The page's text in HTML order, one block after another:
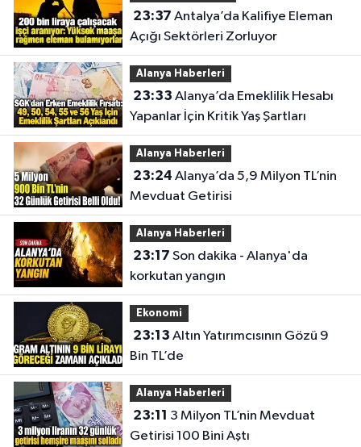
23:37
Açığı Sektörleri Zorluyor
Alanya Haberleri
23:33
Yapanlar İçin Kritik Yaş Şartları
Alanya Haberleri
23:24
Mevduat Getirisi
Alanya Haberleri
23:17
korkutan yangın
Ekonomi
23:13
Bin TL’de
Alanya Haberleri
23:11
Getirisi 100 Bini Aştı